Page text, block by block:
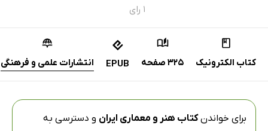
۱ رای
کتاب الکترونیک 325 صفحه EPUB انتشارات علمی و فرهنگی
برای خواندنکتاب هنر و معماری ایران و دسترسی به